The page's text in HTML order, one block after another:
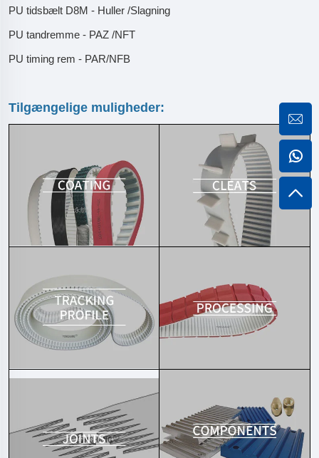
PU tidsbælt D8M - Huller /Slagning
PU tandremme - PAZ /NFT
PU timing rem - PAR/NFB
Tilgængelige muligheder: